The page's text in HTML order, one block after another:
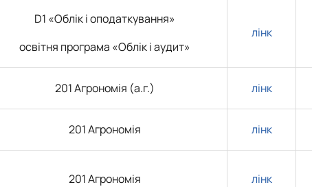
D1 «Облік і оподаткування»
освітня програма «Облік і аудит»
лінк
201 Агрономія (а.г.) лінк
201 Агрономія лінк
201 Агрономія лінк